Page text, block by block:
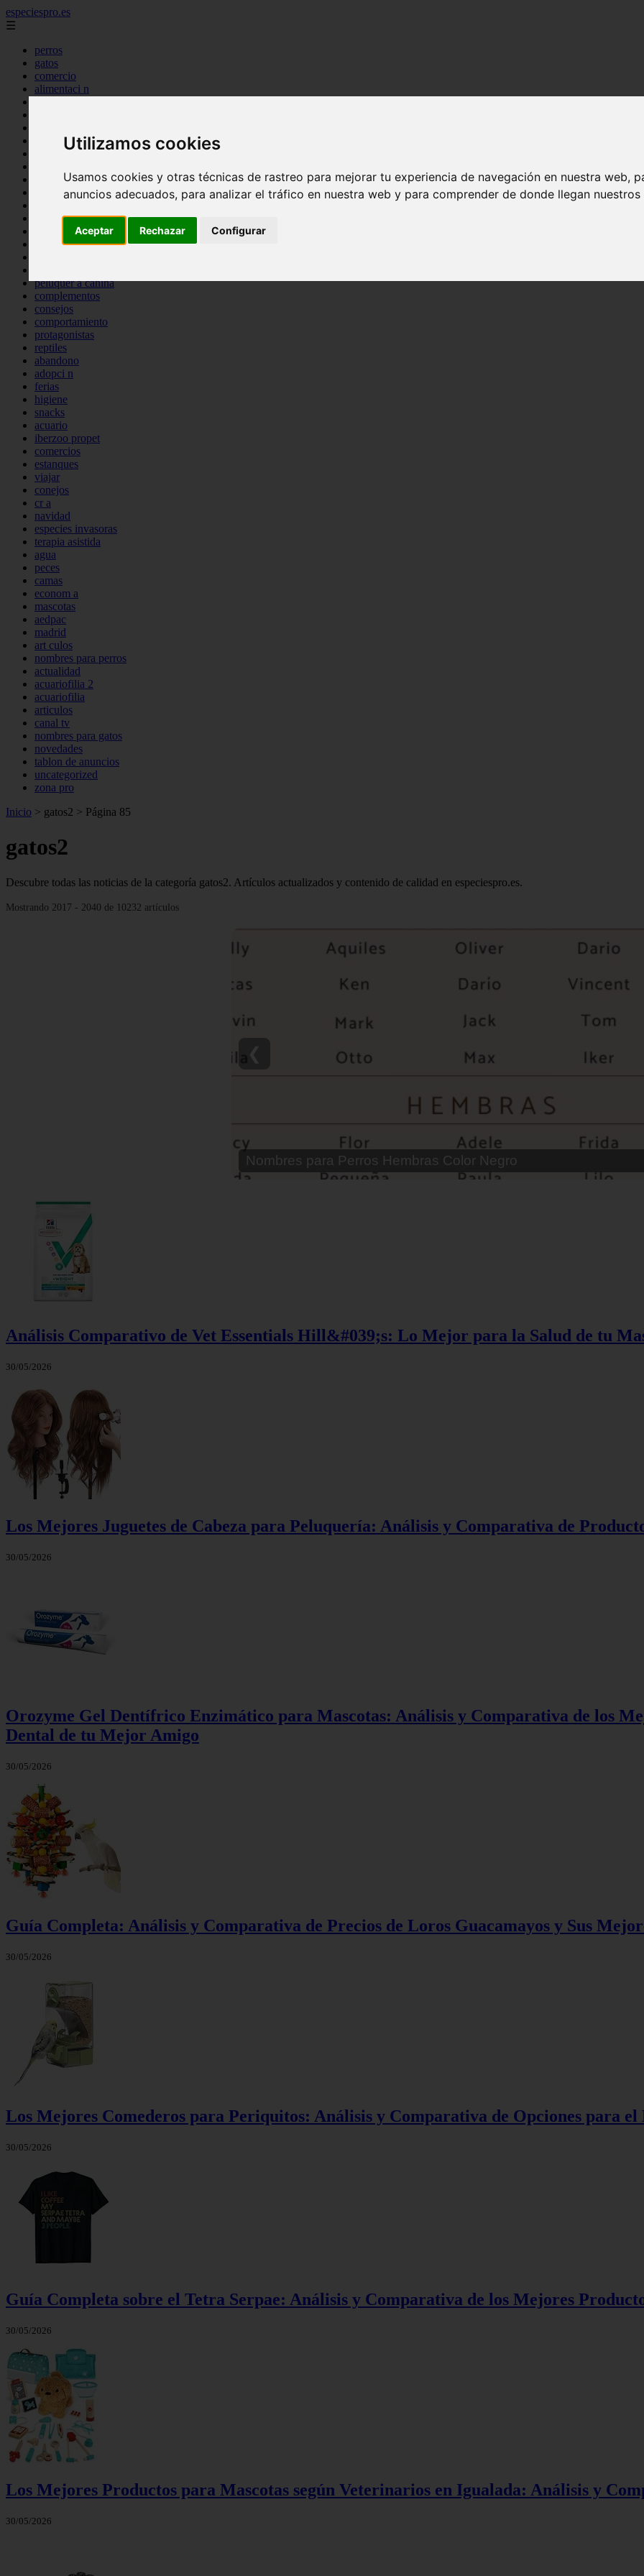
Utilizamos cookies
Usamos cookies y otras técnicas de rastreo para mejorar tu experiencia de navegación en nuestra web,
anuncios adecuados, para analizar el tráfico en nuestra web y para comprender de donde llegan
Aceptar Rechazar Configurar
especiespro.es
☰
perros
gatos
comercio
alimentaci n
tenencia responsable
marketing
peque os mam feros
legislaci n
peluquer a canina
complementos
consejos
comportamiento
protagonistas
reptiles
abandono
adopci n
ferias
higiene
snacks
acuario
iberzoo propet
comercios
estanques
viajar
conejos
cr a
navidad
especies invasoras
terapia asistida
agua
peces
camas
econom a
mascotas
aedpac
madrid
art culos
nombres para perros
actualidad
acuariofilia 2
acuariofilia
articulos
canal tv
nombres para gatos
novedades
tablon de anuncios
uncategorized
zona pro
Inicio > gatos2 > Página 85
gatos2
Descubre todas las noticias de la categoría gatos2. Artículos actualizados y contenido de calidad en especiespro.es.
Mostrando 2017 - 2040 de 10232 artículos
Nombre para Parejas de Gatos
Análisis Comparativo de Vet Essentials Hill&#039;s: Lo Mejor para la Salud de tu
30/05/2026
Los Mejores Juguetes de Cabeza para Peluquería: Análisis y Comparativa de
30/05/2026
Orozyme Gel Dentífrico Enzimático para Mascotas: Análisis y Comparativa de los
Dental de tu Mejor Amigo
30/05/2026
Guía Completa: Análisis y Comparativa de Precios de Loros Guacamayos y Sus
30/05/2026
Los Mejores Comederos para Periquitos: Análisis y Comparativa de Opciones para el
30/05/2026
Guía Completa sobre el Tetra Serpae: Análisis y Comparativa de los Mejores
30/05/2026
Los Mejores Productos para Mascotas según Veterinarios en Igualada: Análisis y
30/05/2026